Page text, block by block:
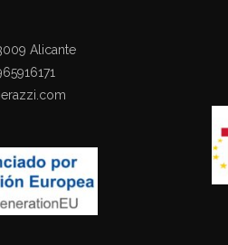
Alicante